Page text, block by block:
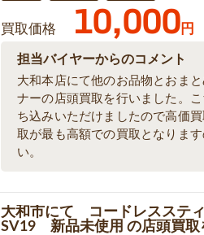
買取価格 10,000円
担当バイヤーからのコメント
大和本店にて他のお品物とおま
ナーの店頭買取を行いました。
ち込みいただけましたので高価
取が最も高額での買取となりま
い。
大和市にて コードレスステ
SV19 新品未使用 の店頭買取